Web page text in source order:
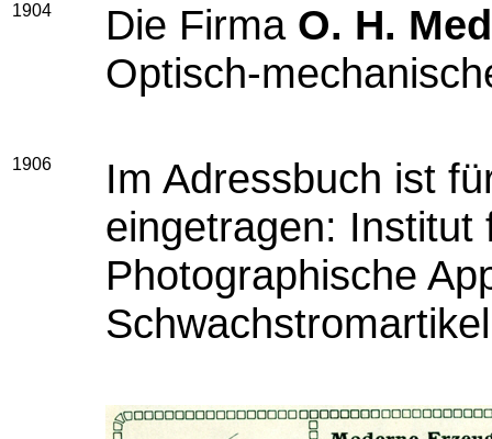
1904 Die Firma O. H.
Optisch-
1906
Im Adressbuch ist
eingetragen: Institut
Photographische